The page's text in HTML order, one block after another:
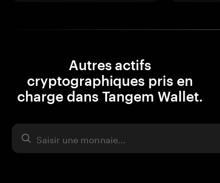
Autres actifs
cryptographiques pris en
charge dans Tangem Wallet.
Actifs